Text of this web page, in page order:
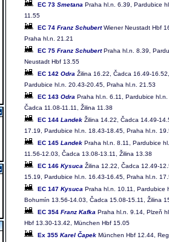
EC 73 Smetana Praha hl.n. 6.39, Pardubice
11.55
EC 74 Franz SchubertWiener Neustadt Hbf
Praha hl.n. 21.21
EC 75 Franz SchubertPraha hl.n. 8.39,
Neustadt Hbf 13.55
EC 142 Odra Žilina 16.22, Čadca 16.49-
Pardubice hl.n. 20.43-20.45, Praha hl.n. 21.53
EC 143 Odra Praha hl.n. 6.11, Pardubice
Čadca 11.08-11.11, Žilina 11.38
EC 144 Landek Žilina 14.22, Čadca 14.49-
17.19, Pardubice hl.n. 18.43-18.45, Praha hl.n.
EC 145 Landek Praha hl.n. 8.11, Pardubice
11.56-12.03, Čadca 13.08-13.11, Žilina 13.38
EC 146 Kysuca Žilina 12.22, Čadca 12.49-
15.19, Pardubice hl.n. 16.43-16.45, Praha hl.n.
EC 147 Kysuca Praha hl.n. 10.11, Pardubice
Bohumín 13.56-14.03, Čadca 15.08-15.11, Žilina
EC 354 Franz Kafka Praha hl.n. 9.14, Plzeň
Hbf 13.30-13.42, München Hbf 15.05
Ex 355 Karel Čapek München Hbf 12.44,